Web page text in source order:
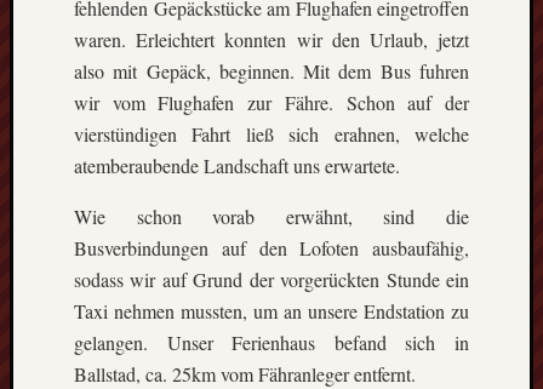
fehlenden Gepäckstücke am Flughafen eingetroffen
waren. Erleichtert konnten wir den Urlaub, jetzt
also mit Gepäck, beginnen. Mit dem Bus fuhren
wir vom Flughafen zur Fähre. Schon auf der
vierstündigen Fahrt ließ sich erahnen, welche
atemberaubende Landschaft uns erwartete.
Wie schon vorab erwähnt, sind die
Busverbindungen auf den Lofoten ausbaufähig,
sodass wir auf Grund der vorgerückten Stunde ein
Taxi nehmen mussten, um an unsere Endstation zu
gelangen. Unser Ferienhaus befand sich in
Ballstad, ca. 25km vom Fähranleger entfernt.